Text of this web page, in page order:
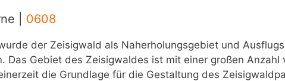
| 0608
der Zeisigwald als Naherholungsgebiet und
Das Gebiet des Zeisigwaldes ist mit einer großen Anzahl
die Grundlage für die Gestaltung des